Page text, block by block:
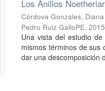
Los Anillos
Córdova Gonzales,
Pedro Ruiz GalloPE,2015
Una vista del estudio
mismos términos de sus
dar una descomposición